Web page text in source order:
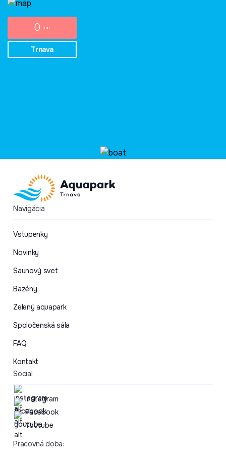
0 km
Trnava
Navigácia
Vstupenky
Novinky
Saunový svet
Bazény
Zelený aquapark
Spoločenská sála
FAQ
Kontakt
Social
Instagram
Facebook
Youtube
Pracovná doba: